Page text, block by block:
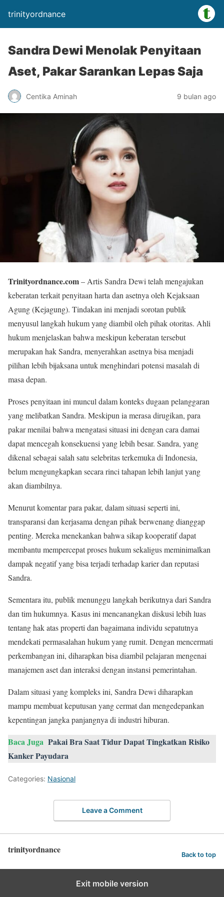
trinityordnance
Sandra Dewi Menolak Penyitaan
Aset, Pakar Sarankan Lepas Saja
Centika Aminah 9 bulan ago
Trinityordnance.com– Artis Sandra Dewi telah mengajukan
keberatan terkait penyitaan harta dan asetnya oleh Kejaksaan
Agung (Kejagung). Tindakan ini menjadi sorotan publik
menyusul langkah hukum yang diambil oleh pihak otoritas. Ahli
hukum menjelaskan bahwa meskipun keberatan tersebut
merupakan hak Sandra, menyerahkan asetnya bisa menjadi
pilihan lebih bijaksana untuk menghindari potensi masalah di
masa depan.
Proses penyitaan ini muncul dalam konteks dugaan pelanggaran
yang melibatkan Sandra. Meskipun ia merasa dirugikan, para
pakar menilai bahwa mengatasi situasi ini dengan cara damai
dapat mencegah konsekuensi yang lebih besar. Sandra, yang
dikenal sebagai salah satu selebritas terkemuka di Indonesia,
belum mengungkapkan secara rinci tahapan lebih lanjut yang
akan diambilnya.
Menurut komentar para pakar, dalam situasi seperti ini,
transparansi dan kerjasama dengan pihak berwenang dianggap
penting. Mereka menekankan bahwa sikap kooperatif dapat
membantu mempercepat proses hukum sekaligus meminimalkan
dampak negatif yang bisa terjadi terhadap karier dan reputasi
Sandra.
Sementara itu, publik menunggu langkah berikutnya dari Sandra
dan tim hukumnya. Kasus ini mencanangkan diskusi lebih luas
tentang hak atas properti dan bagaimana individu sepatutnya
mendekati permasalahan hukum yang rumit. Dengan mencermati
perkembangan ini, diharapkan bisa diambil pelajaran mengenai
manajemen aset dan interaksi dengan instansi pemerintahan.
Dalam situasi yang kompleks ini, Sandra Dewi diharapkan
mampu membuat keputusan yang cermat dan mengedepankan
kepentingan jangka panjangnya di industri hiburan.
Baca Juga Pakai Bra Saat Tidur Dapat Tingkatkan Risiko
Kanker Payudara
Categories: Nasional
Leave a Comment
trinityordnance Back to top
Exit mobile version